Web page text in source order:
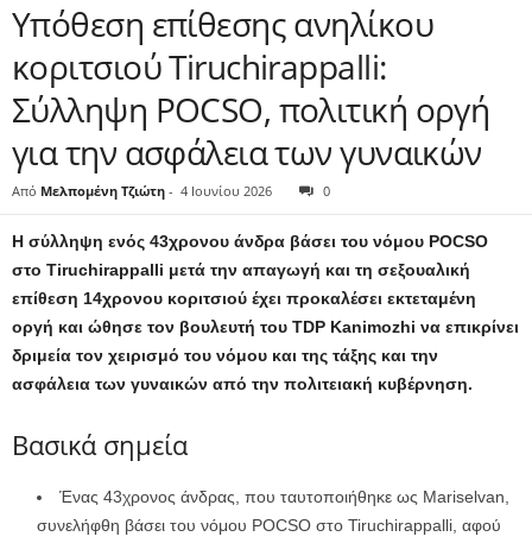
Υπόθεση επίθεσης ανηλίκου
κοριτσιού Tiruchirappalli:
Σύλληψη POCSO, πολιτική οργή
για την ασφάλεια των γυναικών
Από Μελπομένη Τζιώτη - 4 Ιουνίου 2026 0
Η σύλληψη ενός 43χρονου άνδρα βάσει του νόμου POCSO
στο Tiruchirappalli μετά την απαγωγή και τη σεξουαλική
επίθεση 14χρονου κοριτσιού έχει προκαλέσει εκτεταμένη
οργή και ώθησε τον βουλευτή του TDP Kanimozhi να επικρίνει
δριμεία τον χειρισμό του νόμου και της τάξης και την
ασφάλεια των γυναικών από την πολιτειακή κυβέρνηση.
Βασικά σημεία
Ένας 43χρονος άνδρας, που ταυτοποιήθηκε ως Mariselvan,
συνελήφθη βάσει του νόμου POCSO στο Tiruchirappalli, αφού